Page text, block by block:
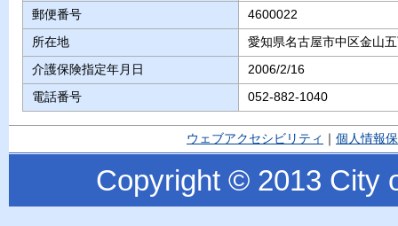
郵便番号 4600022
所在地 愛知県名古屋市中区金山
介護保険指定年月日 2006/2/16
電話番号 052-882-1040
ウェブアクセシビリティ 個人情報
Copyright © 2013 City